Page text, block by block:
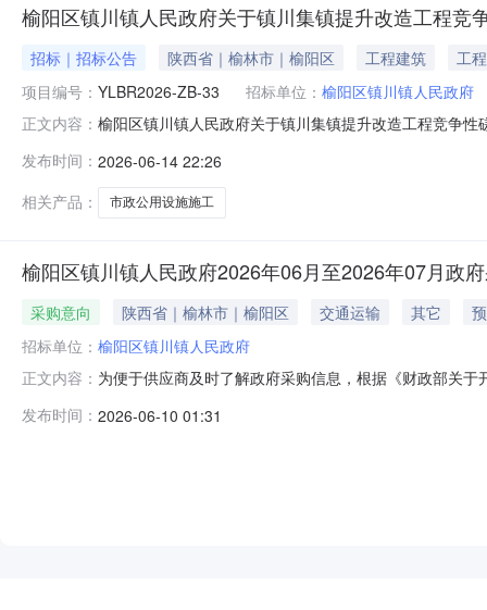
榆阳区镇川镇人民政府关于镇川集镇提升改造工程竞
招标｜招标公告 陕西省｜榆林市｜榆阳区 工程建筑
工程
项目编号： YLBR2026-ZB-33 招标单位： 榆阳区镇川镇人民政府
正文内容： 榆阳区镇川镇人民政府关于镇川集镇提升改造工程竞争
竞争性磋商预算金额：743,831.31元采购需求：合同包
发布时间： 2026-06-14 22:26
相关产品：
市政公用设施施工
榆阳区镇川镇人民政府2026年06月至2026年07月政
采购意向 陕西省｜榆林市｜榆阳区 交通运输 其它
招标单位： 榆阳区镇川镇人民政府
正文内容： 为便于供应商及时了解政府采购信息，根据《财政部关
整治项目采购数量：1项主要功能或目标：整治隐患道路
发布时间： 2026-06-10 01:31